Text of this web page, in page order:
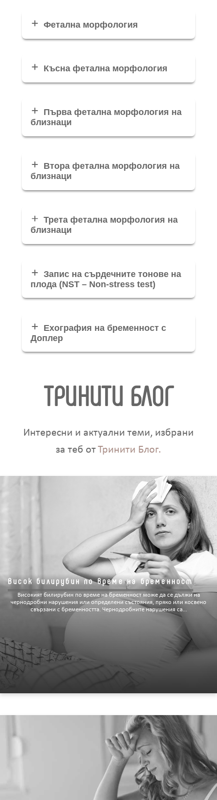
Фетална морфология
Късна фетална морфология
Първа фетална морфология на
близнаци
Втора фетална морфология на
близнаци
Трета фетална морфология на
близнаци
Запис на сърдечните тонове на
плода (NST – Non-stress test)
Ехография на бременност с
Доплер
ТРИНИТИ БЛОГ
Интересни и актуални теми, избрани
за теб отТринити Блог.
Висок билирубин по време на бременност
Високият билирубин по време на бременност може да се дължи на
чернодробни нарушения или определени състояния, пряко или косвено
свързани с бременността. Чернодробните нарушения са...